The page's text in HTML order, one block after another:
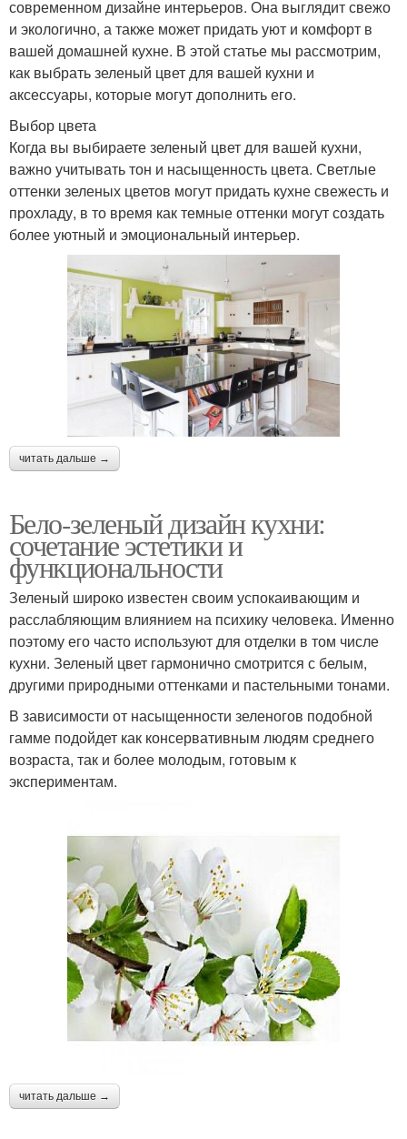
современном дизайне интерьеров. Она выглядит свежо
и экологично, а также может придать уют и комфорт в
вашей домашней кухне. В этой статье мы рассмотрим,
как выбрать зеленый цвет для вашей кухни и
аксессуары, которые могут дополнить его.
Выбор цвета
Когда вы выбираете зеленый цвет для вашей кухни,
важно учитывать тон и насыщенность цвета. Светлые
оттенки зеленых цветов могут придать кухне свежесть и
прохладу, в то время как темные оттенки могут создать
более уютный и эмоциональный интерьер.
читать дальше →
Бело-зеленый дизайн кухни:
сочетание эстетики и
функциональности
Зеленый широко известен своим успокаивающим и
расслабляющим влиянием на психику человека. Именно
поэтому его часто используют для отделки в том числе
кухни. Зеленый цвет гармонично смотрится с белым,
другими природными оттенками и пастельными тонами.
В зависимости от насыщенности зеленогов подобной
гамме подойдет как консервативным людям среднего
возраста, так и более молодым, готовым к
экспериментам.
читать дальше →